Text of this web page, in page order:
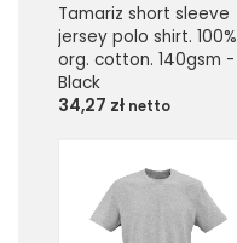
Tamariz short sleeve
jersey polo shirt. 100%
org. cotton. 140gsm -
Black
34,27 zł netto